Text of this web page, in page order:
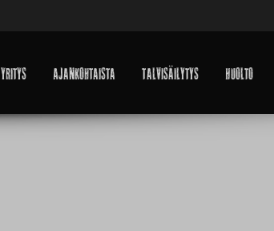
Yritys Ajankohtaista Talvisäilytys Huolto